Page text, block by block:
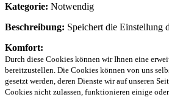
Kategorie: Notwendig
Beschreibung: Speichert die Einstellung
Komfort:
Durch diese Cookies können wir Ihnen eine
bereitzustellen. Die Cookies können von uns
gesetzt werden, deren Dienste wir auf unseren
Cookies nicht zulassen, funktionieren einige